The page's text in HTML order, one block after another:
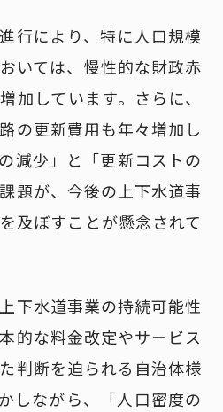
行により、特に人口規模
いては、慢性的な財政赤
加しています。さらに、
の更新費用も年々増加し
減少」と「更新コストの
題が、今後の上下水道事
及ぼすことが懸念されて
下水道事業の持続可能性
的な料金改定やサービス
判断を迫られる自治体様
しながら、「人口密度の